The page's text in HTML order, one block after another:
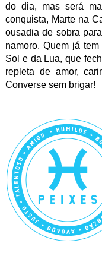
do dia, mas será
conquista, Marte na
ousadia de sobra
namoro. Quem já
Sol e da Lua, que
repleta de amor,
Converse sem brigar!